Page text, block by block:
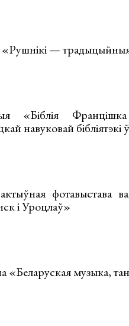
— традыцыйныя
«Біблія
навуковай бібліятэкі
фотавыстава
і Уроцлаў»
«Беларуская музыка,